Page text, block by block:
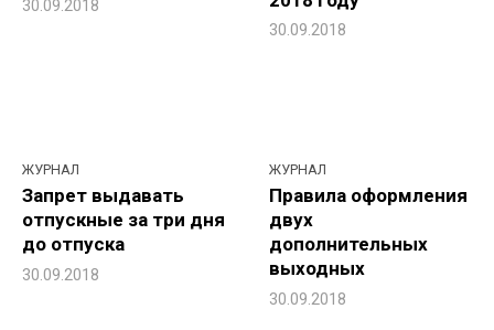
30.09.2018
30.09.2018
ЖУРНАЛ
Запрет выдавать
отпускные за три дня
до отпуска
30.09.2018
ЖУРНАЛ
Правила оформления
двух
дополнительных
выходных
30.09.2018